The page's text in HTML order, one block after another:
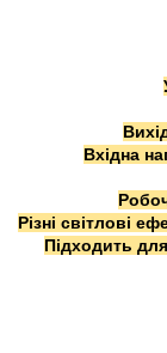
Вхідна
Різні світлові
Підходить